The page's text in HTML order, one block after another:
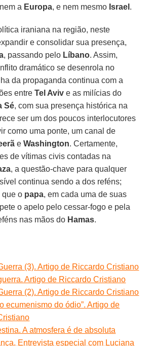
a Europa, e nem mesmo Israel .
iraniana na região, neste
e consolidar sua presença,
, passando pelo Líbano. Assim,
dramático se desenrola no
da propaganda continua com a
entreTel Aviv e as milícias do
Sé, com sua presença histórica na
ser um dos poucos interlocutores
como uma ponte, um canal de
eWashington. Certamente,
de vítimas civis contadas na
, a questão-chave para qualquer
continua sendo a dos reféns;
que o papa, em cada uma de suas
o apelo pelo cessar-fogo e pela
nas mãos do Hamas.
(3). Artigo de Riccardo Cristiano
Artigo de Riccardo Cristiano
(2). Artigo de Riccardo Cristiano
ecumenismo do ódio”. Artigo de
A atmosfera é de absoluta
Entrevista especial com Luciana